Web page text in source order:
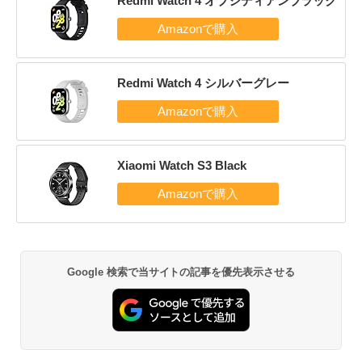
Redmi Watch 4 シルバーグレー
Xiaomi Watch S3 Black
Google 検索で当サイトの記事を優先表示させる